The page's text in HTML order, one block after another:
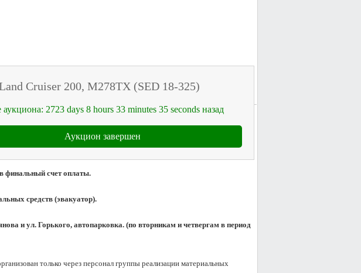
Cruiser 200, M278TX (SED 18-325)
аукциона: 2723 days 8 hours 33 minutes 35 seconds назад
Аукцион завершен
финальный счет оплаты.
средств (эвакуатор).
и ул. Горького, автопарковка. (по вторникам и четвергам в период
только через персонал группы реализации материальных